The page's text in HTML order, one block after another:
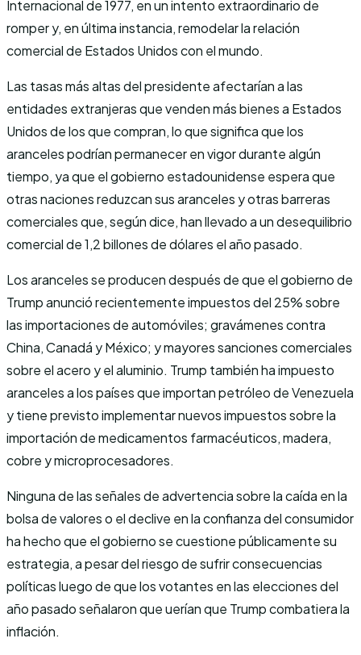
Internacional de 1977, en un intento extraordinario de
romper y, en última instancia, remodelar la relación
comercial de Estados Unidos con el mundo.
Las tasas más altas del presidente afectarían a las
entidades extranjeras que venden más bienes a Estados
Unidos de los que compran, lo que significa que los
aranceles podrían permanecer en vigor durante algún
tiempo, ya que el gobierno estadounidense espera que
otras naciones reduzcan sus aranceles y otras barreras
comerciales que, según dice, han llevado a un desequilibrio
comercial de 1,2 billones de dólares el año pasado.
Los aranceles se producen después de que el gobierno de
Trump anunció recientemente impuestos del 25% sobre
las importaciones de automóviles; gravámenes contra
China, Canadá y México; y mayores sanciones comerciales
sobre el acero y el aluminio. Trump también ha impuesto
aranceles a los países que importan petróleo de Venezuela
y tiene previsto implementar nuevos impuestos sobre la
importación de medicamentos farmacéuticos, madera,
cobre y microprocesadores.
Ninguna de las señales de advertencia sobre la caída en la
bolsa de valores o el declive en la confianza del consumidor
ha hecho que el gobierno se cuestione públicamente su
estrategia, a pesar del riesgo de sufrir consecuencias
políticas luego de que los votantes en las elecciones del
año pasado señalaron que uerían que Trump combatiera la
inflación.